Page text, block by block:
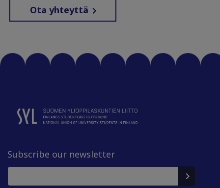
Ota yhteyttä
Subscribe our newsletter